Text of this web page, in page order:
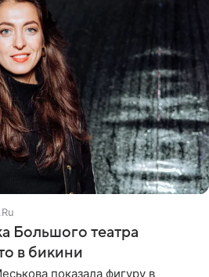
Большого театра
в бикини
показала фигуру в